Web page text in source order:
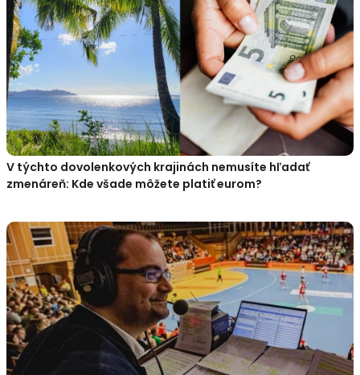
V týchto dovolenkových krajinách nemusíte hľadať
zmenáreň: Kde všade môžete platiť eurom?